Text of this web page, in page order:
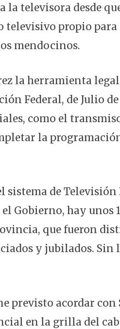
la televisora desde
televisivo propio
mendocinos.
la herramienta
Federal, de Julio
como el
la
de
Gobierno, hay unos
que fueron
y jubilados. Sin
previsto acordar con
en la grilla del